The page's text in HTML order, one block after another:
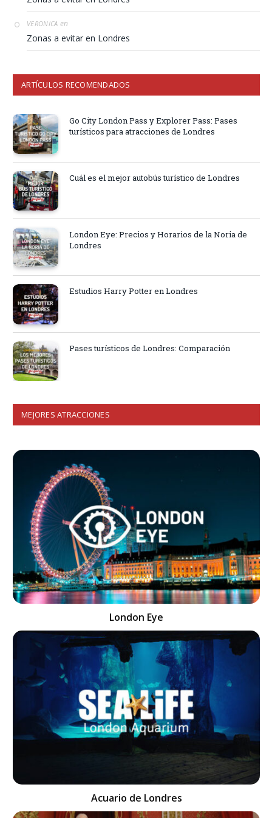
VERONICA en
Zonas a evitar en Londres
ARTÍCULOS RECOMENDADOS
Go City London Pass y Explorer Pass: Pases
turísticos para atracciones de Londres
Cuál es el mejor autobús turístico de Londres
London Eye: Precios y Horarios de la Noria de
Londres
Estudios Harry Potter en Londres
Pases turísticos de Londres: Comparación
MEJORES ATRACCIONES
London Eye
Acuario de Londres